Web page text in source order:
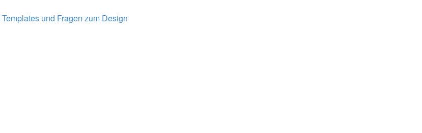
Templates und Fragen zum Design